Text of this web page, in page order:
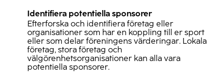
Identifiera potentiella sponsorer
Efterforska och identifiera företag eller
organisationer som har en koppling till er sport
eller som delar föreningens värderingar. Lokala
företag, stora företag och
välgörenhetsorganisationer kan alla vara
potentiella sponsorer.